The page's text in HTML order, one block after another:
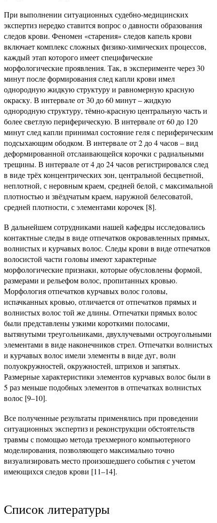
При выполнении ситуационных судебно-медицинских
экспертиз нередко ставится вопрос о давности образования
следов крови. Феномен «старения» следов капель крови
включает комплекс сложных физико-химических процессов,
каждый этап которого имеет специфические
морфологические проявления. Так, в эксперименте через 30
минут после формирования след капли крови имел
однородную жидкую структуру и равномерную красную
окраску. В интервале от 30 до 60 минут – жидкую
однородную структуру, тёмно-красную центральную часть и
более светлую периферическую. В интервале от 60 до 120
минут след капли принимал состояние геля с периферическим
подсыхающим ободком. В интервале от 2 до 4 часов – вид
деформированной отслаивающейся корочки с радиальными
трещины. В интервале от 4 до 24 часов регистрировался след
в виде трёх концентрических зон, центральной бесцветной,
неплотной, с неровным краем, средней белой, с максимальной
плотностью и звёздчатым краем, наружной белесоватой,
средней плотности, с элементами корочек [8].
В дальнейшем сотрудниками нашей кафедры исследовались
контактные следы в виде отпечатков окровавленных прямых,
волнистых и курчавых волос. Следы крови в виде отпечатков
волосистой части головы имеют характерные
морфологические признаки, которые обусловлены формой,
размерами и рельефом волос, пропитанных кровью.
Морфология отпечатков курчавых волос головы,
испачканных кровью, отличается от отпечатков прямых и
волнистых волос той же длины. Отпечатки прямых волос
были представлены узкими короткими полосами,
вытянутыми треугольниками, двухлучевыми остроугольными
элементами в виде наконечников стрел. Отпечатки волнистых
и курчавых волос имели элементы в виде дуг, волн
полуокружностей, окружностей, штрихов и запятых.
Размерные характеристики элементов курчавых волос были в
5 раз меньше подобных элементов в отпечатках волнистых
волос [9–10].
Все полученные результаты применялись при проведении
ситуационных экспертиз и реконструкции обстоятельств
травмы с помощью метода трехмерного компьютерного
моделирования, позволяющего максимально точно
визуализировать место произошедшего события с учетом
имеющихся следов крови [11–14].
Список литературы